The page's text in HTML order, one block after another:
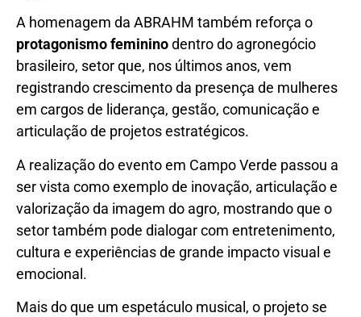
A homenagem da ABRAHM também reforça o
protagonismo femininodentro do agronegócio
brasileiro, setor que, nos últimos anos, vem
registrando crescimento da presença de mulheres
em cargos de liderança, gestão, comunicação e
articulação de projetos estratégicos.
A realização do evento em Campo Verde passou a
ser vista como exemplo de inovação, articulação e
valorização da imagem do agro, mostrando que o
setor também pode dialogar com entretenimento,
cultura e experiências de grande impacto visual e
emocional.
Mais do que um espetáculo musical, o projeto se